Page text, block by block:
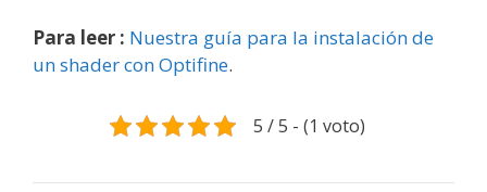
Para leer : Nuestra guía para la instalación de
un shader con Optifine.
5 / 5 - (1 voto)